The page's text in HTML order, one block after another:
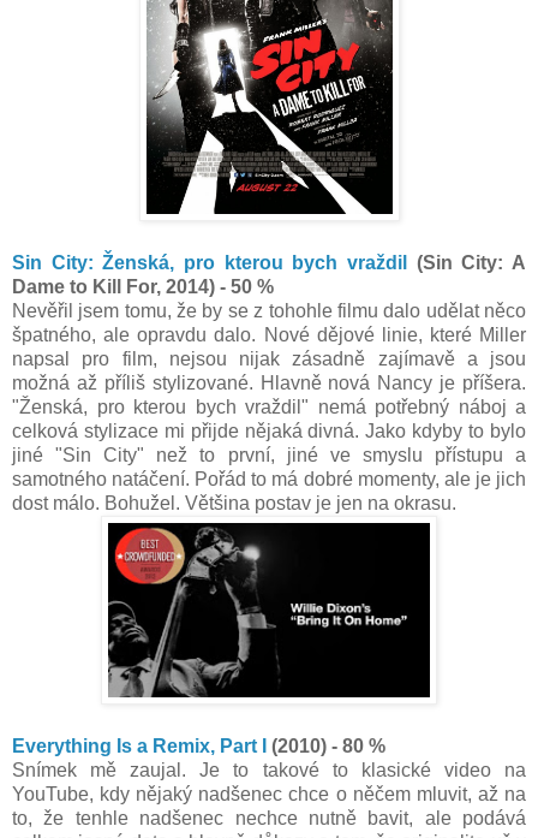
Sin City: Ženská, pro kterou bych vraždil
(Sin City: A
Dame to Kill For, 2014) - 50 %
Nevěřil jsem tomu, že by se z tohohle filmu dalo udělat něco
špatného, ale opravdu dalo. Nové dějové linie, které Miller
napsal pro film, nejsou nijak zásadně zajímavě a jsou
možná až příliš stylizované. Hlavně nová Nancy je příšera.
"Ženská, pro kterou bych vraždil" nemá potřebný náboj a
celková stylizace mi přijde nějaká divná. Jako kdyby to bylo
jiné "Sin City" než to první, jiné ve smyslu přístupu a
samotného natáčení. Pořád to má dobré momenty, ale je jich
dost málo. Bohužel. Většina postav je jen na okrasu.
Everything Is a Remix, Part I
(2010) - 80 %
Snímek mě zaujal. Je to takové to klasické video na
YouTube, kdy nějaký nadšenec chce o něčem mluvit, až na
to, že tenhle nadšenec nechce nutně bavit, ale podává